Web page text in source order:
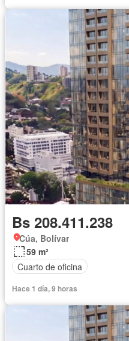
Bs 208.411.238
Cúa, Bolívar
59 m²
Cuarto de oficina
Hace 1 día, 9 horas